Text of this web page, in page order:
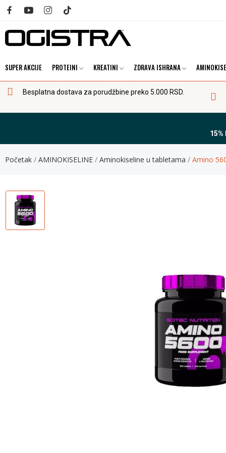
SUPER AKCIJE PROTEINI KREATINI ZDRAVA ISHRANA
Besplatna dostava za porudžbine preko 5.000 RSD.
15%
Početak AMINOKISELINE Aminokiseline u tabletama Amino